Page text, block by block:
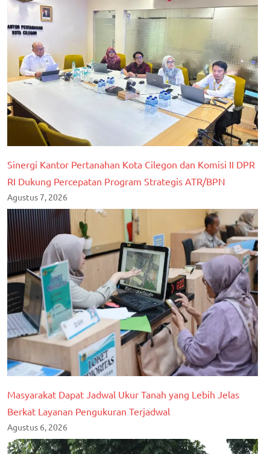
Sinergi Kantor Pertanahan Kota Cilegon dan Komisi II DPR
RI Dukung Percepatan Program Strategis ATR/BPN
Agustus 7, 2026
Masyarakat Dapat Jadwal Ukur Tanah yang Lebih Jelas
Berkat Layanan Pengukuran Terjadwal
Agustus 6, 2026